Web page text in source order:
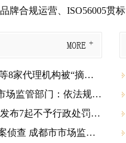
品牌合规运营、ISO56005贯标、知识
MORE
牌” 三年内不得重新申请登记
门：依法规制、不予奖励
不予行政处罚典型案例
场监管局公布一批典型案例



